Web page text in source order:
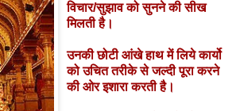
विचार/सुझाव को सुनने की सीख
मिलती है।
उनकी छोटी आंखे हाथ में लिये कार्यो
को उचित तरीके से जल्दी पूरा करने
की ओर इशारा करती है।